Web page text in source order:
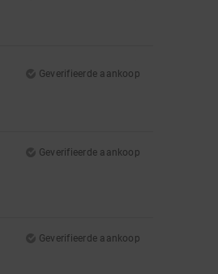
Geverifieerde aankoop
Geverifieerde aankoop
Geverifieerde aankoop